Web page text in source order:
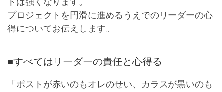
トは強くなります。
プロジェクトを円滑に進めるうえでのリーダーの心
得についてお伝えします。
■すべてはリーダーの責任と心得る
「ポストが赤いのもオレのせい、カラスが黒いのも